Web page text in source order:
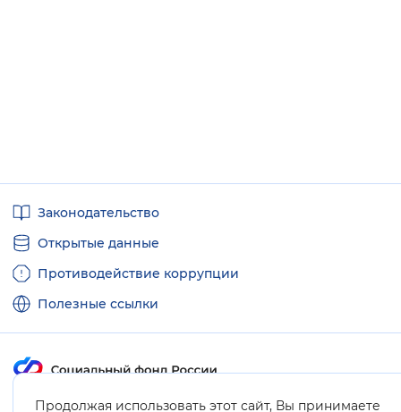
Продолжая использовать этот сайт, Вы принимаете
ссылкиЗаконодательство
Открытые данные
Противодействие коррупции
Полезные ссылки
Карта сайта